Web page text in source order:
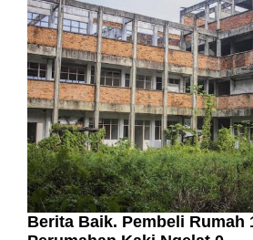
Berita Baik. Pembeli Rumah